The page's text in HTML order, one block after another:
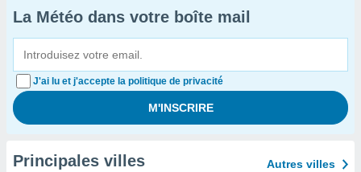
La Météo dans votre boîte mail
J'ai lu et j'accepte la politique de privacité
Principales villes Autres villes